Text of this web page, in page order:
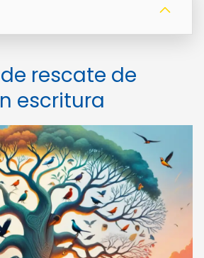
rescate de
escritura